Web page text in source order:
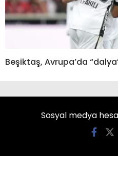
Beşiktaş, Avrupa’da
Sosyal medya